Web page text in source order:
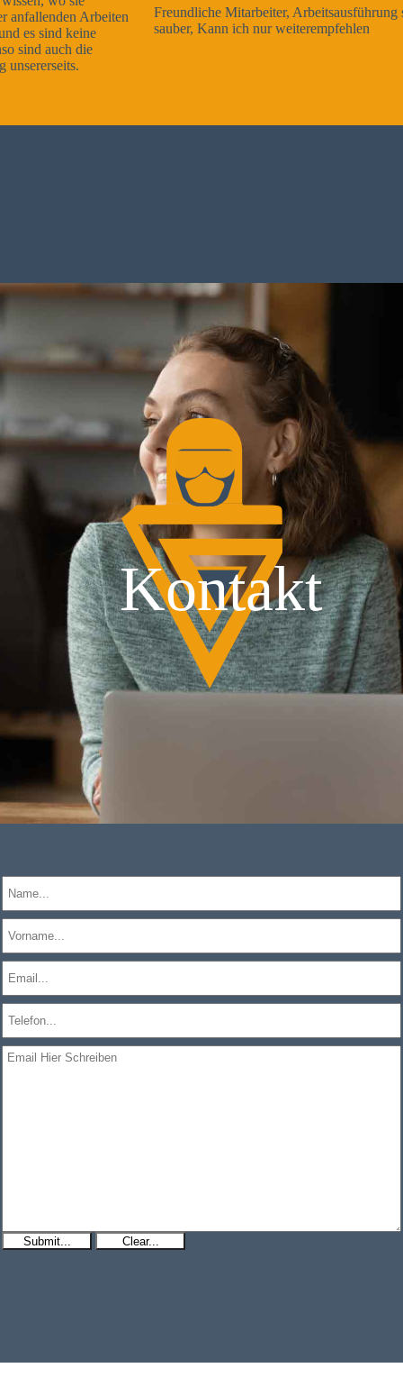
Freundliche Mitarbeiter, Arbeitsausführung sehr gut und sehr
sauber, Kann ich nur weiterempfehlen
Kontakt
Submit... Clear...